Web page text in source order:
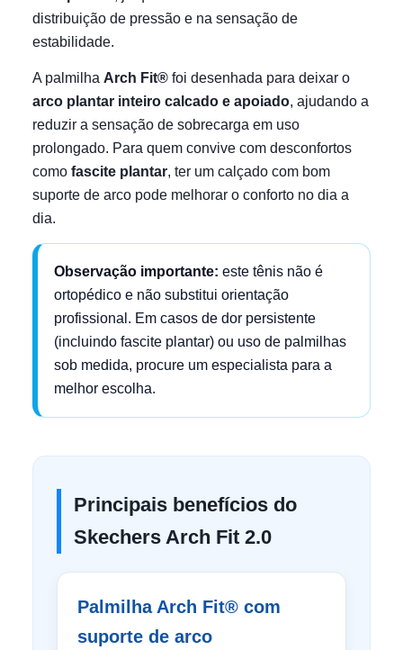
distribuição de pressão e na sensação de
estabilidade.
A palmilha Arch Fit® foi desenhada para deixar o
arco plantar inteiro calcado e apoiado, ajudando a
reduzir a sensação de sobrecarga em uso
prolongado. Para quem convive com desconfortos
como fascite plantar, ter um calçado com bom
suporte de arco pode melhorar o conforto no dia a
dia.
Observação importante: este tênis não é
ortopédico e não substitui orientação
profissional. Em casos de dor persistente
(incluindo fascite plantar) ou uso de palmilhas
sob medida, procure um especialista para a
melhor escolha.
Principais benefícios do
Skechers Arch Fit 2.0
Palmilha Arch Fit® com
suporte de arco